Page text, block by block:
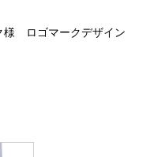
様 ロゴマークデザイン